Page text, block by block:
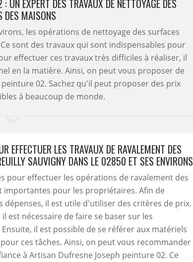
UN EXPERT DES TRAVAUX DE NETTOYAGE DES
DES MAISONS
les opérations de nettoyage des surfaces
sont des travaux qui sont indispensables pour
effectuer ces travaux très difficiles à réaliser, il
en la matière. Ainsi, on peut vous proposer de
02. Sachez qu'il peut proposer des prix
à beaucoup de monde.
EFFECTUER LES TRAVAUX DE RAVALEMENT DES
SAUVIGNY DANS LE 02850 ET SES ENVIRONS
pour effectuer les opérations de ravalement des
importantes pour les propriétaires. Afin de
dépenses, il est utile d'utiliser des critères de prix.
il est nécessaire de faire se baser sur les
il est possible de se référer aux matériels
ces tâches. Ainsi, on peut vous recommander
à Artisan Dufresne Joseph peinture 02. Ce